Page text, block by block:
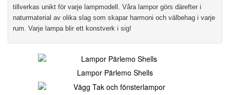
tillverkas unikt för varje lampmodell. Våra lampor görs därefter i
naturmaterial av olika slag som skapar harmoni och välbehag i varje
rum. Varje lampa blir ett konstverk i sig!
Lampor Pärlemo Shells